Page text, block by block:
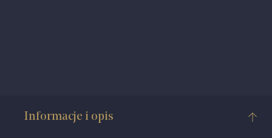
Informacje i opis